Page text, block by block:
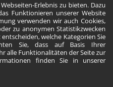
Erlebnis zu bieten. Dazu
Funktionieren unserer Website
verwenden wir auch Cookies,
zu anonymen Statistikzwecken
welche Kategorien Sie
Sie, dass auf Basis Ihrer
alle Funktionalitäten der Seite zur
finden Sie in unserer